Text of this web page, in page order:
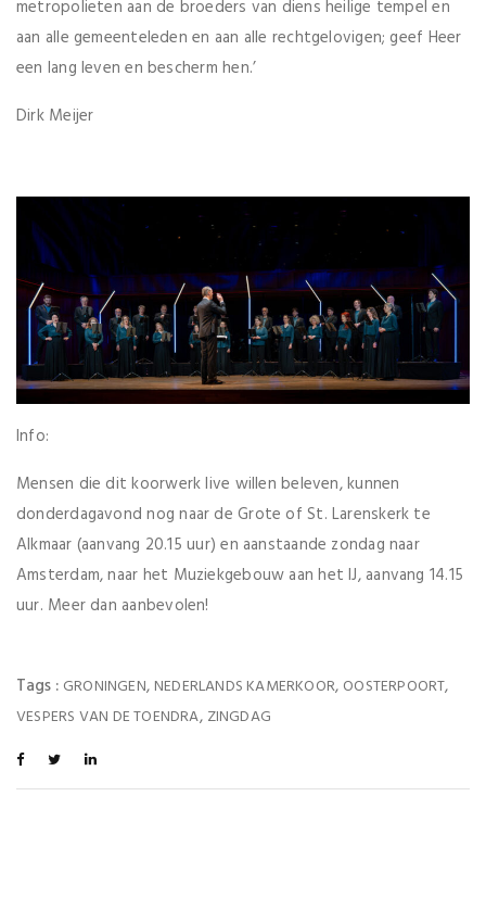
metropolieten aan de broeders van diens heilige tempel en
aan alle gemeenteleden en aan alle rechtgelovigen; geef Heer
een lang leven en bescherm hen.’
Dirk Meijer
Info:
Mensen die dit koorwerk live willen beleven, kunnen
donderdagavond nog naar de Grote of St. Larenskerk te
Alkmaar (aanvang 20.15 uur) en aanstaande zondag naar
Amsterdam, naar het Muziekgebouw aan het IJ, aanvang 14.15
uur. Meer dan aanbevolen!
Tags : GRONINGEN, NEDERLANDS KAMERKOOR, OOSTERPOORT,
VESPERS VAN DE TOENDRA, ZINGDAG